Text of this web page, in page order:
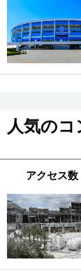
人気の
アクセス数